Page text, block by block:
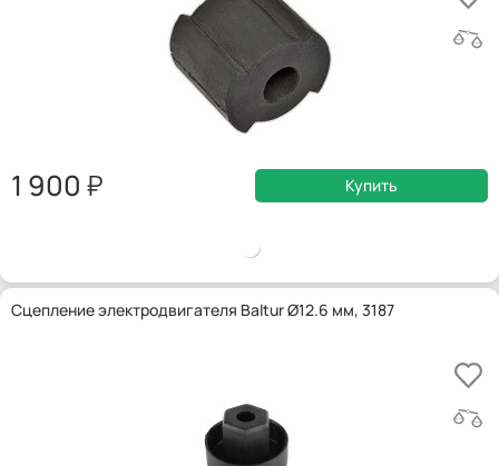
1 900 Купить
Сцепление электродвигателя Baltur Ø12.6 мм, 3187